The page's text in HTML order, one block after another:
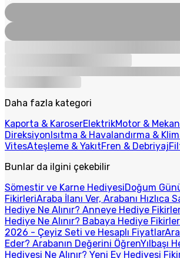
Daha fazla kategori
Kaporta & KaroserElektrikMotor &
DireksiyonIsıtma & Havalandırma &
VitesAteşleme & YakıtFren & Debriyaj
Bunlar da ilgini çekebilir
Sömestir ve Karne HediyesiDoğum
FikirleriAraba İlanı Ver, Arabanı Hızlıca
Hediye Ne Alınır? Anneye Hediye
Hediye Ne Alınır? Babaya Hediye
2026 - Çeyiz Seti ve Hesaplı Fiyatlar
Eder? Arabanın Değerini ÖğrenYılbaşı
Hediyesi Ne Alınır? Yeni Ev Hediyesi